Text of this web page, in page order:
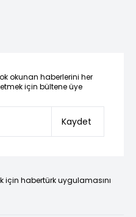
okunan haberlerini her
için bültene üye
Kaydet
için habertürk uygulamasını